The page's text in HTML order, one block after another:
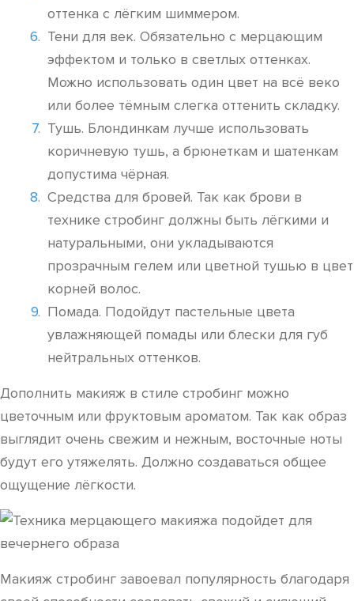
оттенка с лёгким шиммером.
Тени для век. Обязательно с мерцающим
эффектом и только в светлых оттенках.
Можно использовать один цвет на всё веко
или более тёмным слегка оттенить складку.
Тушь. Блондинкам лучше использовать
коричневую тушь, а брюнеткам и шатенкам
допустима чёрная.
Средства для бровей. Так как брови в
технике стробинг должны быть лёгкими и
натуральными, они укладываются
прозрачным гелем или цветной тушью в цвет
корней волос.
Помада. Подойдут пастельные цвета
увлажняющей помады или блески для губ
нейтральных оттенков.
Дополнить макияж в стиле стробинг можно
цветочным или фруктовым ароматом. Так как образ
выглядит очень свежим и нежным, восточные ноты
будут его утяжелять. Должно создаваться общее
ощущение лёгкости.
Макияж стробинг завоевал популярность благодаря